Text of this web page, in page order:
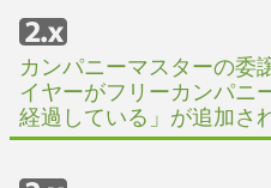
カンパニーマスターの委
イヤーがフリーカンパニ
経過している」が追加さ